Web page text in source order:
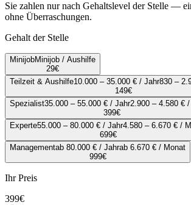
Sie zahlen nur nach Gehaltslevel der Stelle —
ohne Überraschungen.
Gehalt der Stelle
MinijobMinijob / Aushilfe
29€
Teilzeit & Aushilfe10.000 – 35.000 € / Jahr830 –
149€
Spezialist35.000 – 55.000 € / Jahr2.900 – 4.580 €
399€
Experte55.000 – 80.000 € / Jahr4.580 – 6.670 € /
699€
Managementab 80.000 € / Jahrab 6.670 € / Monat
999€
Ihr Preis
399€